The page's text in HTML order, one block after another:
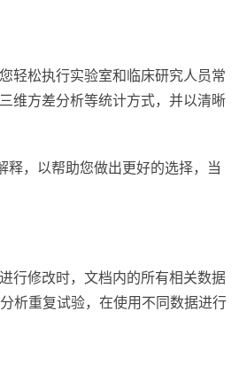
轻松执行实验室和临床研究人员常
维方差分析等统计方式，并以清晰
，以帮助您做出更好的选择，当
行修改时，文档内的所有相关数据
析重复试验，在使用不同数据进行